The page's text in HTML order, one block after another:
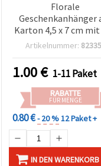
Florale
Geschenkanhänger
Karton 4,5 x 7 cm
Bastelschnur – 12
Artikelnummer:
1.00€ 1-11 Paket
RABATTE
FÜR MENGE
0.80 €- 20 %12 Paket +
IN DEN WARENKORB